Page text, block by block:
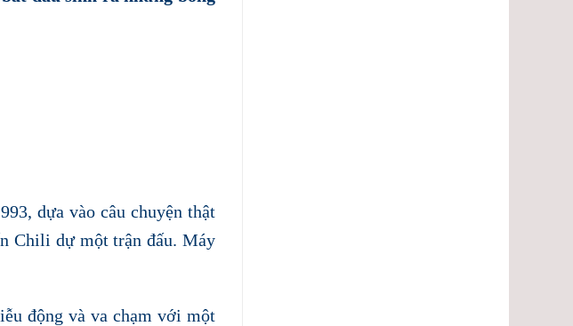
dựa vào câu chuyện thật
Chili dự một trận đấu. Máy
động và va chạm với một